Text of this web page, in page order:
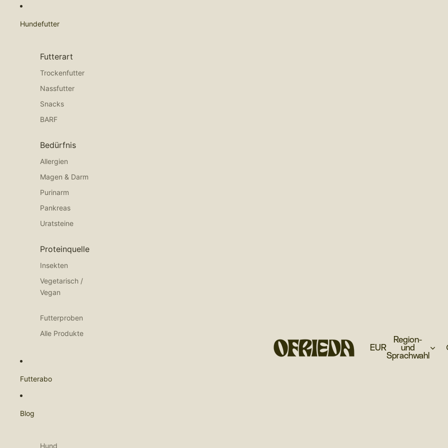
Hundefutter
Futterart
Trockenfutter
Nassfutter
Snacks
BARF
Bedürfnis
Allergien
Magen & Darm
Purinarm
Pankreas
Uratsteine
Proteinquelle
Insekten
Vegetarisch /
Vegan
Futterproben
Alle Produkte
Futterabo
Blog
Hund
EUR
Region-
und
Sprachwahl